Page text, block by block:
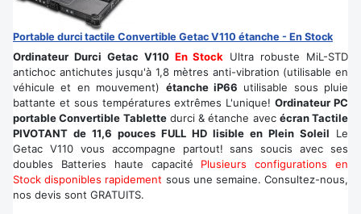
Portable durci tactile Convertible Getac V110 étanche - En Stock
Ordinateur Durci Getac V110 En Stock Ultra robuste MiL-STD
antichoc antichutes jusqu'à 1,8 mètres anti-vibration (utilisable en
véhicule et en mouvement) étanche iP66 utilisable sous pluie
battante et sous températures extrêmes L'unique!Ordinateur PC
portable Convertible Tablettedurci & étanche avec écran Tactile
PIVOTANT de 11,6 pouces FULL HD lisible en Plein Soleil Le
Getac V110 vous accompagne partout! sans soucis avec ses
doubles Batteries haute capacité Plusieurs configurations en
Stock disponibles rapidement sous une semaine. Consultez-nous,
nos devis sont GRATUITS.